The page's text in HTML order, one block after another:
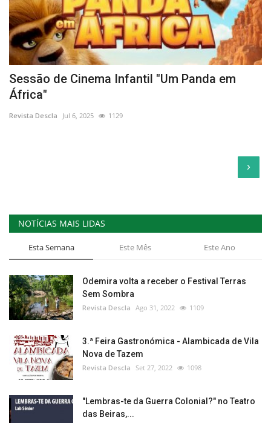
Sessão de Cinema Infantil "Um Panda em
África"
Revista Descla Jul 6, 2025 1129
›
NOTÍCIAS MAIS LIDAS
Esta Semana Este Mês Este Ano
Odemira volta a receber o Festival Terras
Sem Sombra
Revista Descla Ago 31, 2022 1109
3.ª Feira Gastronómica - Alambicada de Vila
Nova de Tazem
Revista Descla Set 27, 2022 1098
"Lembras-te da Guerra Colonial?" no Teatro
das Beiras,...